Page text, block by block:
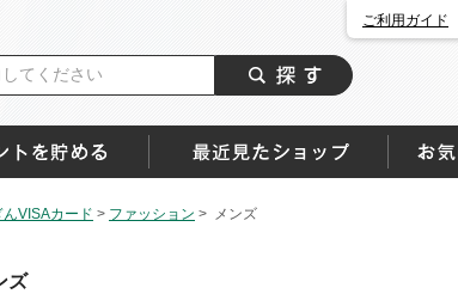
ご利用ガイド
VISAカード > ファッション > メンズ
ズ